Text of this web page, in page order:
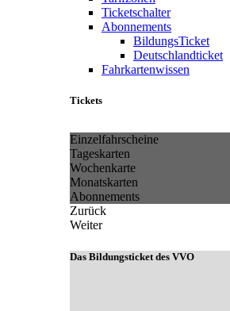
Ticketschalter
Abonnements
BildungsTicket
Deutschlandticket
Fahrkartenwissen
Tickets
Einzelfahrscheine
Tageskarten
Wochenkarte
Monatskarten
Abonnements
Zurück
Weiter
Das Bildungsticket des VVO